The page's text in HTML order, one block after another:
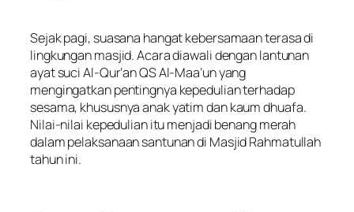
Sejak pagi, suasana hangat kebersamaan terasa di
lingkungan masjid. Acara diawali dengan lantunan
ayat suci Al-Qur’an QS Al-Maa’un yang
mengingatkan pentingnya kepedulian terhadap
sesama, khususnya anak yatim dan kaum dhuafa.
Nilai-nilai kepedulian itu menjadi benang merah
dalam pelaksanaan santunan di Masjid Rahmatullah
tahun ini.